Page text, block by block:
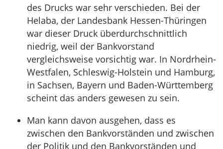
des Drucks war sehr verschieden. Bei der
Helaba, der Landesbank Hessen-Thüringen
war dieser Druck überdurchschnittlich
niedrig, weil der Bankvorstand
vergleichsweise vorsichtig war. In Nordrhein-
Westfalen, Schleswig-Holstein und Hamburg,
in Sachsen, Bayern und Baden-Württemberg
scheint das anders gewesen zu sein.
Man kann davon ausgehen, dass es
zwischen den Bankvorständen und zwischen
der Politik und den Bankvorständen und